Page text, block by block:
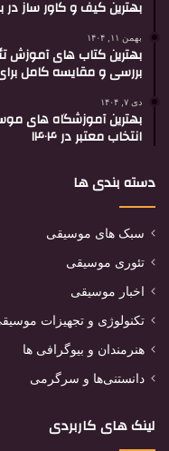
بهترین کیف و کاور ساز در
بهمن ۱۱, ۱۴۰۴
بهترین کتاب های آموزش
بررسی و مقایسه کامل
دی ۷, ۱۴۰۴
بهترین آموزشگاه های
انتخاب معتبر در ۱۴۰۴
دسته بندی ها
سبک های موسیقی
تئوری موسیقی
اخبار موسیقی
تکنولوژی و تجهیزات
هنرمندان و بیوگرافی ها
دانستنی‌ها و سرگرمی
لینک های کاربردی